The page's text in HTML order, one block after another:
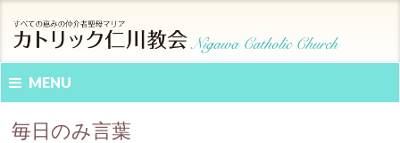
MENU
毎日のみ言葉